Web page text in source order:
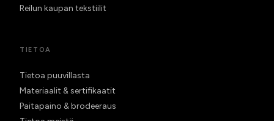
Reilun kaupan tekstiilit
TIETOA
Tietoa puuvillasta
Materiaalit & sertifikaatit
Paitapaino & brodeeraus